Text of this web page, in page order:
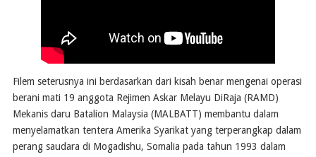
Filem seterusnya ini berdasarkan dari kisah benar mengenai operasi
berani mati 19 anggota Rejimen Askar Melayu DiRaja (RAMD)
Mekanis daru Batalion Malaysia (MALBATT) membantu dalam
menyelamatkan tentera Amerika Syarikat yang terperangkap dalam
perang saudara di Mogadishu, Somalia pada tahun 1993 dalam